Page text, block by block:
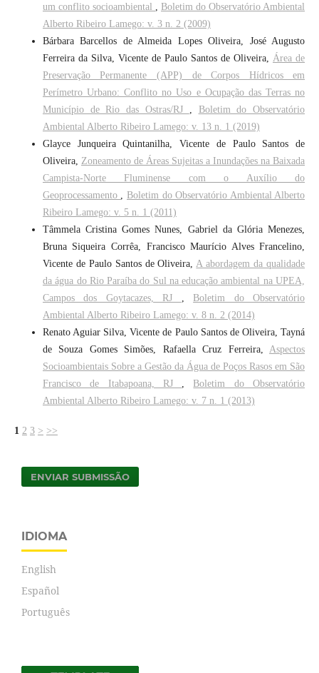
um conflito socioambiental , Boletim do Observatório Ambiental
Alberto Ribeiro Lamego: v. 3 n. 2 (2009)
Bárbara Barcellos de Almeida Lopes Oliveira, José Augusto
Ferreira da Silva, Vicente de Paulo Santos de Oliveira,Área de
Preservação Permanente (APP) de Corpos Hídricos em
Perímetro Urbano: Conflito no Uso e Ocupação das Terras no
Município de Rio das Ostras/RJ , Boletim do Observatório
Ambiental Alberto Ribeiro Lamego: v. 13 n. 1 (2019)
Glayce Junqueira Quintanilha, Vicente de Paulo Santos de
Oliveira, Zoneamento de Áreas Sujeitas a Inundações na Baixada
Campista-Norte Fluminense com o Auxílio do
Geoprocessamento , Boletim do Observatório Ambiental Alberto
Ribeiro Lamego: v. 5 n. 1 (2011)
Tâmmela Cristina Gomes Nunes, Gabriel da Glória Menezes,
Bruna Siqueira Corrêa, Francisco Maurício Alves Francelino,
Vicente de Paulo Santos de Oliveira,A abordagem da qualidade
da água do Rio Paraíba do Sul na educação ambiental na UPEA,
Campos dos Goytacazes, RJ , Boletim do Observatório
Ambiental Alberto Ribeiro Lamego: v. 8 n. 2 (2014)
Renato Aguiar Silva, Vicente de Paulo Santos de Oliveira, Tayná
de Souza Gomes Simões, Rafaella Cruz Ferreira,Aspectos
Socioambientais Sobre a Gestão da Água de Poços Rasos em São
Francisco de Itabapoana, RJ , Boletim do Observatório
Ambiental Alberto Ribeiro Lamego: v. 7 n. 1 (2013)
1 2 3 > >>
ENVIAR SUBMISSÃO
IDIOMA
English
Español
Português